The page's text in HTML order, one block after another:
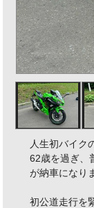
人生初バイク
62歳を過ぎ、
が納車になり
初公道走行を